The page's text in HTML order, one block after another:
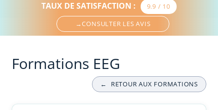
TAUX DE SATISFACTION :
9.9 / 10
→CONSULTER LES AVIS
Formations EEG
← RETOUR AUX FORMATIONS